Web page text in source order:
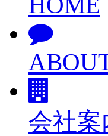
会社案